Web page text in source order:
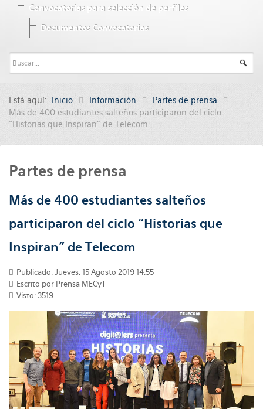
Convocatorias para selección de perfiles
Documentos Convocatorias
Está aquí: Inicio Información
Partes de prensa
Más de 400 estudiantes salteños participaron del ciclo
“Historias que Inspiran” de Telecom
Partes de prensa
Más de 400 estudiantes salteños
participaron del ciclo “Historias que
Inspiran” de Telecom
Publicado: Jueves, 15 Agosto 2019 14:55
Escrito por Prensa MECyT
Visto: 3519